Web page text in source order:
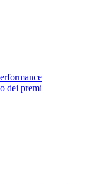
dei premi